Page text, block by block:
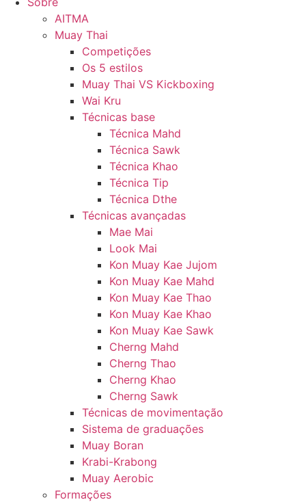
AITMA
Muay Thai
Competições
Os 5 estilos
Muay Thai VS Kickboxing
Wai Kru
Técnicas base
Técnica Mahd
Técnica Sawk
Técnica Khao
Técnica Tip
Técnica Dthe
Técnicas avançadas
Mae Mai
Look Mai
Kon Muay Kae Jujom
Kon Muay Kae Mahd
Kon Muay Kae Thao
Kon Muay Kae Khao
Kon Muay Kae Sawk
Cherng Mahd
Cherng Thao
Cherng Khao
Cherng Sawk
Técnicas de movimentação
Sistema de graduações
Muay Boran
Krabi-Krabong
Muay Aerobic
Formações